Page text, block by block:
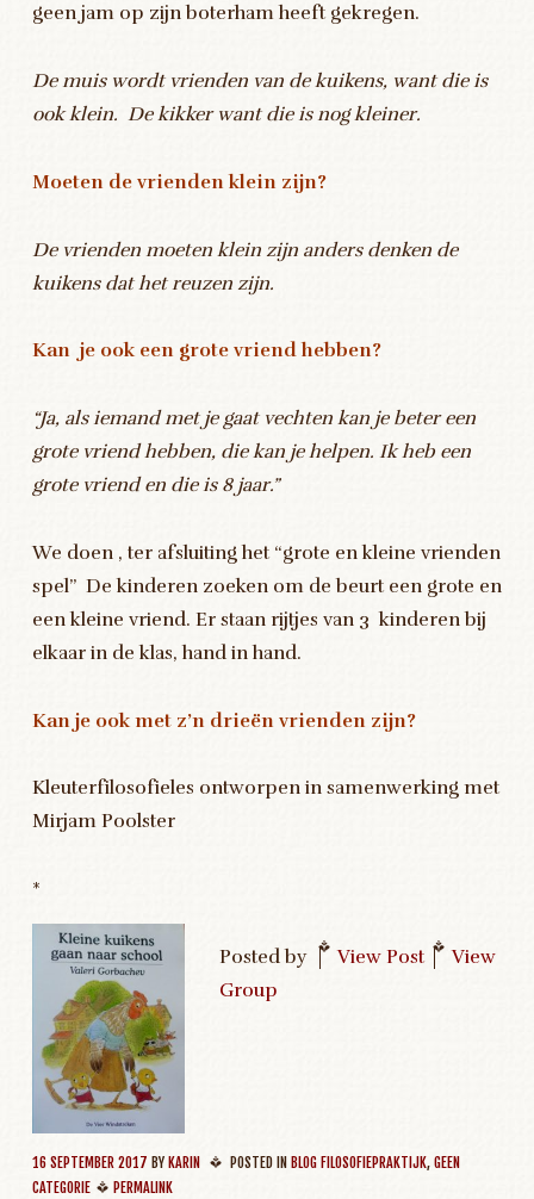
geen jam op zijn boterham heeft gekregen.
De muis wordt vrienden van de kuikens, want die is
ook klein. De kikker want die is nog kleiner.
Moeten de vrienden klein zijn?
De vrienden moeten klein zijn anders denken de
kuikens dat het reuzen zijn.
Kan je ook een grote vriend hebben?
“Ja, als iemand met je gaat vechten kan je beter een
grote vriend hebben, die kan je helpen. Ik heb een
grote vriend en die is 8 jaar.”
We doen , ter afsluiting het “grote en kleine vrienden
spel” De kinderen zoeken om de beurt een grote en
een kleine vriend. Er staan rijtjes van 3 kinderen bij
elkaar in de klas, hand in hand.
Kan je ook met z’n drieën vrienden zijn?
Kleuterfilosofieles ontworpen in samenwerking met
Mirjam Poolster
*
Posted by | View Post |
View
Group
16 SEPTEMBER 2017 BY KARIN POSTED IN BLOG FILOSOFIEPRAKTIJK,GEEN
CATEGORIE
PERMALINK